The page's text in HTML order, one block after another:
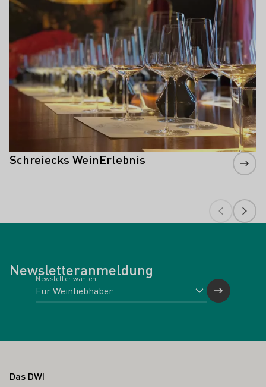
Schreiecks WeinErlebnis
Newsletteranmeldung
Newsletter wählen
Fußbereich
Das DWI